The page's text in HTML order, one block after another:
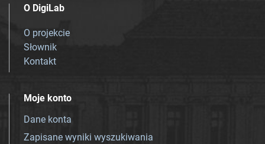
O DigiLab
O projekcie
Słownik
Kontakt
Moje konto
Dane konta
Zapisane wyniki wyszukiwania